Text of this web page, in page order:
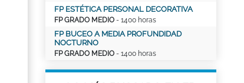
FP ESTÉTICA PERSONAL DECORATIVA
FP GRADO MEDIO - 1400 horas
FP BUCEO A MEDIA PROFUNDIDAD
NOCTURNO
FP GRADO MEDIO - 1400 horas